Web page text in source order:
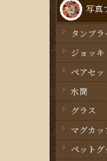
写真
タンブラ
ジョッキ
ペアセッ
水筒
グラス
マグカッ
ペットグ